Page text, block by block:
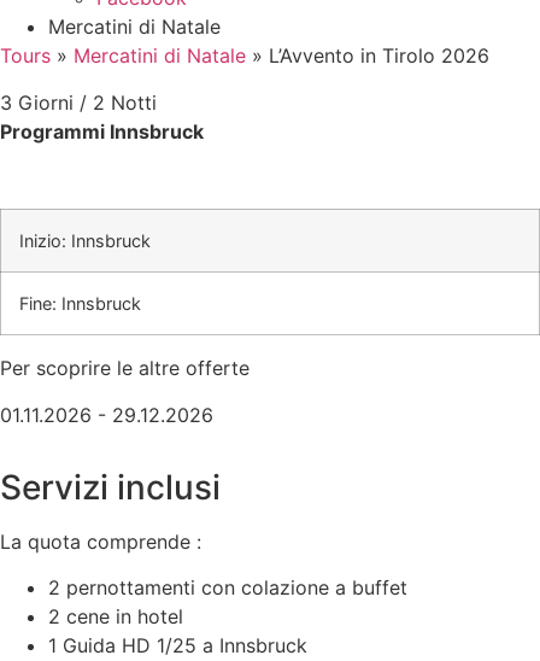
Mercatini di Natale
Tours » Mercatini di Natale » L’Avvento in Tirolo 2026
3 Giorni / 2 Notti
Programmi Innsbruck
Inizio: Innsbruck
Fine: Innsbruck
Per scoprire le altre offerte
01.11.2026 - 29.12.2026
Servizi inclusi
La quota comprende :
2 pernottamenti con colazione a buffet
2 cene in hotel
1 Guida HD 1/25 a Innsbruck